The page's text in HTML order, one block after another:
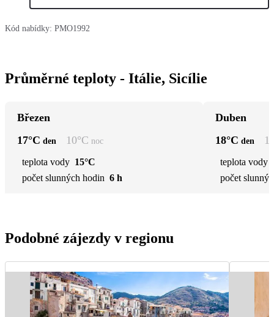
Kód nabídky: PMO1992
Průměrné teploty - Itálie, Sicílie
Březen
17°C den 10°C noc
teplota vody 15°C
počet slunných hodin 6 h
Duben
18°C den 11
teplota vody
počet
Podobné zájezdy v regionu